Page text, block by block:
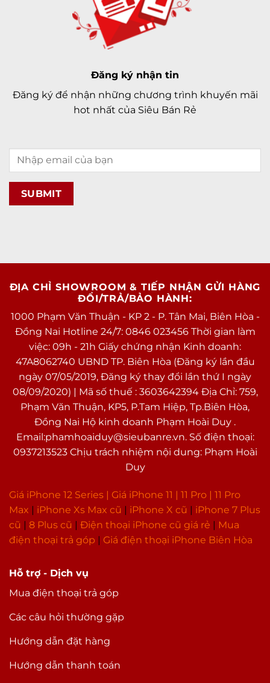
Đăng ký nhận tin
Đăng ký để nhận những chương trình khuyến mãi
hot nhất của Siêu Bán Rẻ
Hỗ trợ - Dịch vụ
Mua điện thoại trả góp
Các câu hỏi thường gặp
Hướng dẫn đặt hàng
Hướng dẫn thanh toán
ĐỊA CHỈ SHOWROOM & TIẾP NHẬN GỬI HÀNG
ĐỔI/TRẢ/BẢO HÀNH:
1000 Phạm Văn Thuận - KP 2 - P. Tân Mai, Biên Hòa -
Đồng Nai Hotline 24/7: 0846 023456 Thời gian làm
việc: 09h - 21h Giấy chứng nhận Kinh doanh:
47A8062740 UBND TP. Biên Hòa (Đăng ký lần đầu
ngày 07/05/2019, Đăng ký thay đổi lần thứ I ngày
08/09/2020) | Mã số thuế : 3603642394 Địa Chỉ: 759,
Phạm Văn Thuận, KP5, P.Tam Hiệp, Tp.Biên Hòa,
Đồng Nai Hộ kinh doanh Phạm Hoài Duy .
Email:phamhoaiduy@sieubanre.vn. Số điện thoại:
0937213523 Chịu trách nhiệm nội dung: Phạm Hoài
Duy
Giá iPhone 12 Series | Giá iPhone 11 | 11 Pro | 11 Pro
Max | iPhone Xs Max cũ | iPhone X cũ | iPhone 7 Plus
cũ | 8 Plus cũ | Điện thoại iPhone cũ giá rẻ | Mua
điện thoại trả góp | Giá điện thoại iPhone Biên Hòa